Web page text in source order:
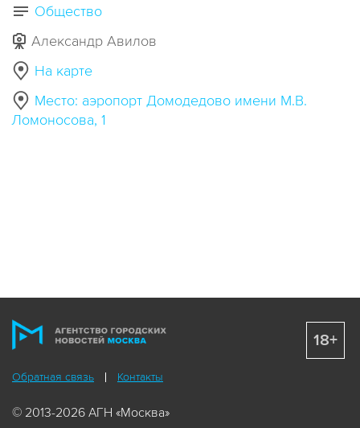
Общество
Александр Авилов
На карте
Место: аэропорт Домодедово имени М.В.
Ломоносова, 1
Обратная связь Контакты
© 2013-2026 АГН «Москва»
18+